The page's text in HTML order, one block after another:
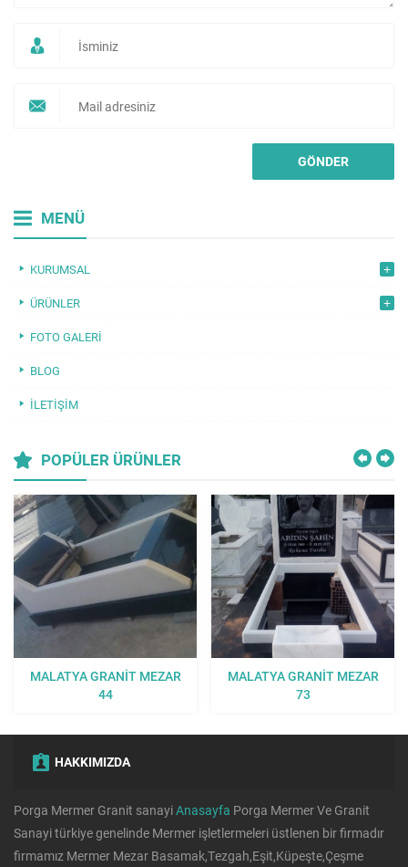
MENÜ
KURUMSAL
ÜRÜNLER
FOTO GALERI
BLOG
İLETIŞIM
POPÜLER ÜRÜNLER
MALATYA GRANIT MEZAR
44
MALATYA GRANIT MEZAR
73
HAKKIMIZDA
Porga Mermer Granit sanayiAnasayfa Porga Mermer Ve Granit
Sanayi türkiye genelinde Mermer işletlermeleri üstlenen bir firmadır
firmamız Mermer Mezar Basamak,Tezgah,Eşit,Küpeşte,Çeşme